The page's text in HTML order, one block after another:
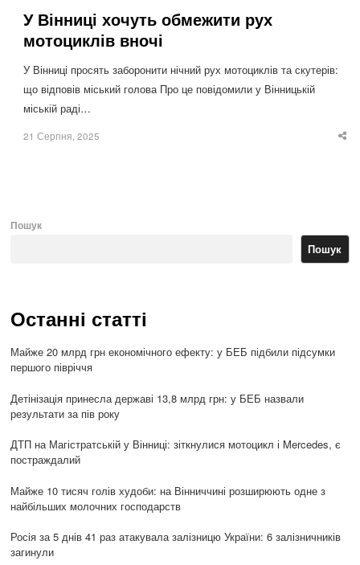
У Вінниці хочуть обмежити рух
мотоциклів вночі
У Вінниці просять заборонити нічний рух мотоциклів та скутерів:
що відповів міський голова Про це повідомили у Вінницькій
міській раді…
21 Серпня, 2025
Пошук
Пошук
Останні статті
Майже 20 млрд грн економічного ефекту: у БЕБ підбили підсумки
першого півріччя
Детінізація принесла державі 13,8 млрд грн: у БЕБ назвали
результати за пів року
ДТП на Магістратській у Вінниці: зіткнулися мотоцикл і Mercedes, є
постраждалий
Майже 10 тисяч голів худоби: на Вінниччині розширюють одне з
найбільших молочних господарств
Росія за 5 днів 41 раз атакувала залізницю України: 6 залізничників
загинули